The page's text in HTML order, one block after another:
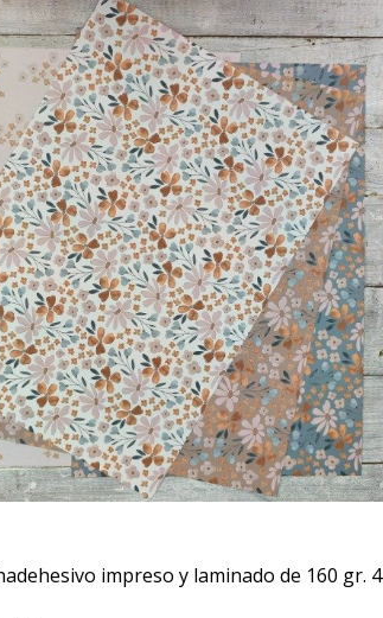
impreso y laminado de 160 gr. 4